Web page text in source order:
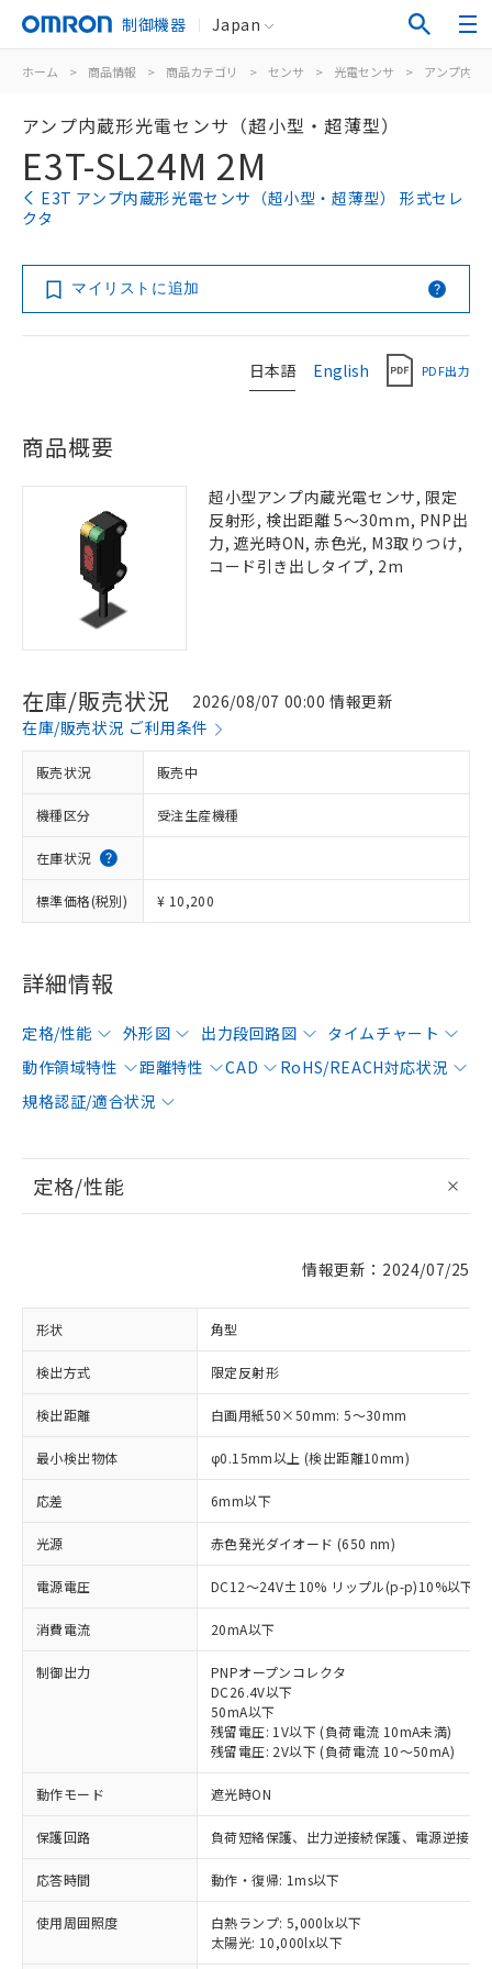
制御機器 Japan
ホーム > 商品情報 > 商品カテゴリ > センサ > 光電センサ > アンプ内蔵
アンプ内蔵形光電センサ（超小型・超薄型）
E3T-SL24M 2M
E3T アンプ内蔵形光電センサ（超小型・超薄型） 形式セレ
クタ
マイリストに追加
日本語 English PDF出力
商品概要
超小型アンプ内蔵光電センサ, 限定
反射形, 検出距離 5～30mm, PNP出
力, 遮光時ON, 赤色光, M3取りつけ,
コード引き出しタイプ, 2m
在庫/販売状況
2026/08/07 00:00 情報更新
在庫/販売状況 ご利用条件
販売状況 販売中
機種区分 受注生産機種
在庫状況
標準価格(税別) ¥ 10,200
詳細情報
定格/性能 外形図 出力段回路図
タイムチャート
動作領域特性
距離特性 CAD
RoHS/REACH対応状況
規格認証/適合状況
定格/性能
情報更新：2024/07/25
形状 角型
検出方式 限定反射形
検出距離 白画用紙50×50mm: 5～30mm
最小検出物体 φ0.15mm以上 (検出距離10mm)
応差 6mm以下
光源 赤色発光ダイオード (650 nm)
電源電圧 DC12～24V±10% リップル(p-p)10%以下
消費電流 20mA以下
制御出力
PNPオープンコレクタ
DC26.4V以下
50mA以下
残留電圧: 1V以下 (負荷電流 10mA未満)
残留電圧: 2V以下 (負荷電流 10～50mA)
動作モード 遮光時ON
保護回路 負荷短絡保護、出力逆接続保護、電源逆接続
応答時間 動作・復帰: 1ms以下
使用周囲照度
白熱ランプ: 5,000lx以下
太陽光: 10,000lx以下
※1 対応状況
対応済み：EU RoHS指令（10物質）の
非含有に対応した製品が提供可能な商品で